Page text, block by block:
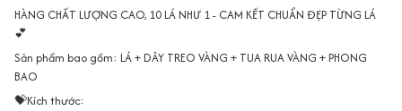
HÀNG CHẤT LƯỢNG CAO, 10 LÁ NHƯ 1 - CAM KẾT CHUẨN ĐẸP TỪNG LÁ
💕
Sản phẩm bao gồm: LÁ + DÂY TREO VÀNG + TUA RUA VÀNG + PHONG
BAO
💝Kích thước: